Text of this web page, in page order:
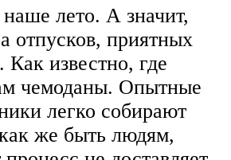
лето. А значит,
отпусков, приятных
известно, где
чемоданы. Опытные
легко собирают
же быть людям,